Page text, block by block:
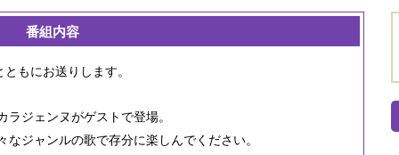
番組内容
もにお送りします。
ジェンヌがゲストで登場。
ジャンルの歌で存分に楽しんでください。